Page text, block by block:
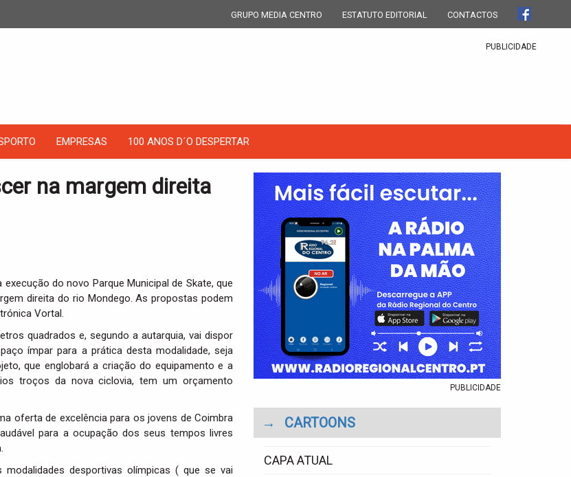
GRUPO MEDIA CENTRO ESTATUTO EDITORIAL CONTACTOS
PUBLICIDADE
EMPRESAS 100 ANOS D´O DESPERTAR
na margem direita
do novo Parque Municipal de Skate, que
direita do rio Mondego. As propostas podem
Vortal.
quadrados e, segundo a autarquia, vai dispor
ímpar para a prática desta modalidade, seja
que englobará a criação do equipamento e a
troços da nova ciclovia, tem um orçamento
oferta de excelência para os jovens de Coimbra
para a ocupação dos seus tempos livres
desportivas olímpicas ( que se vai
PUBLICIDADE
→ CARTOONS
CAPA ATUAL